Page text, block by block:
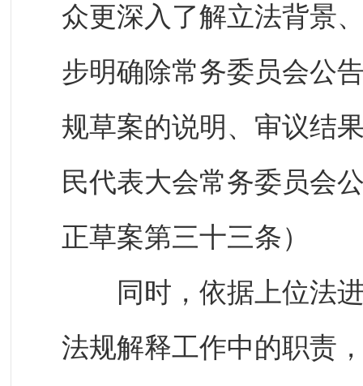
众更深入了解立法背景
步明确除常务委员会公
规草案的说明、审议结
民代表大会常务委员会
正草案第三十三条）
同时，依据上位法进
法规解释工作中的职责